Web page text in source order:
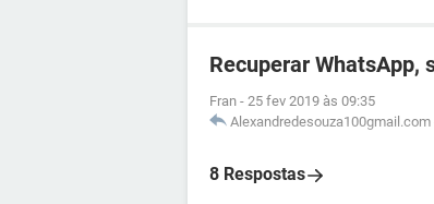
Recuperar WhatsApp,
Fran - 25 fev 2019 às 09:35
Alexandredesouza100gmail.com
8 Respostas